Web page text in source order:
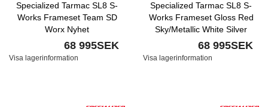
Specialized Tarmac SL8 S-
Works Frameset Team SD
Worx Nyhet
68 995SEK
Visa lagerinformation
Specialized Tarmac SL8 S-
Works Frameset Gloss Red
Sky/Metallic White Silver
Nyhet
68 995SEK
Visa lagerinformation